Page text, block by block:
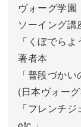
ヴォーグ学園
ソーイング講
「くぼでら
著者本
「普段づか
(日本ヴォー
「フレンチ